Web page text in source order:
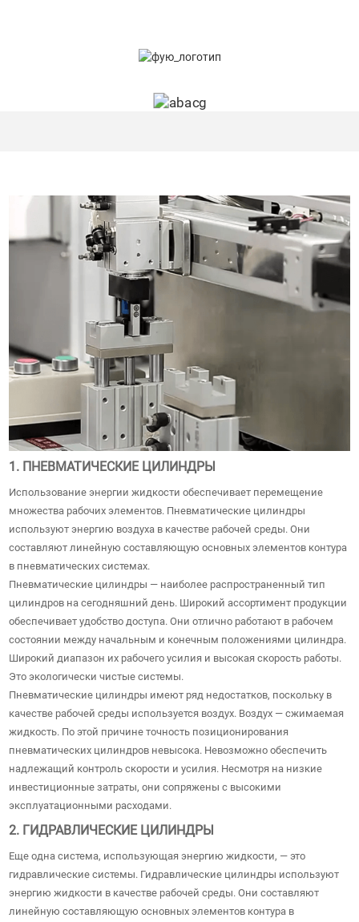
1. ПНЕВМАТИЧЕСКИЕ ЦИЛИНДРЫ
Использование энергии жидкости обеспечивает перемещение
множества рабочих элементов. Пневматические цилиндры
используют энергию воздуха в качестве рабочей среды. Они
составляют линейную составляющую основных элементов контура
в пневматических системах.
Пневматические цилиндры — наиболее распространенный тип
цилиндров на сегодняшний день. Широкий ассортимент продукции
обеспечивает удобство доступа. Они отлично работают в рабочем
состоянии между начальным и конечным положениями цилиндра.
Широкий диапазон их рабочего усилия и высокая скорость работы.
Это экологически чистые системы.
Пневматические цилиндры имеют ряд недостатков, поскольку в
качестве рабочей среды используется воздух. Воздух — сжимаемая
жидкость. По этой причине точность позиционирования
пневматических цилиндров невысока. Невозможно обеспечить
надлежащий контроль скорости и усилия. Несмотря на низкие
инвестиционные затраты, они сопряжены с высокими
эксплуатационными расходами.
2. ГИДРАВЛИЧЕСКИЕ ЦИЛИНДРЫ
Еще одна система, использующая энергию жидкости, — это
гидравлические системы. Гидравлические цилиндры используют
энергию жидкости в качестве рабочей среды. Они составляют
линейную составляющую основных элементов контура в